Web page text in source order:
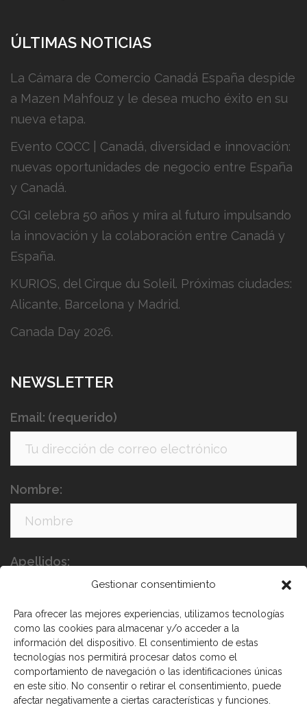
Gestionar consentimiento
Para ofrecer las mejores experiencias, utilizamos tecnologías
como las cookies para almacenar y/o acceder a la
información del dispositivo. El consentimiento de estas
tecnologías nos permitirá procesar datos como el
comportamiento de navegación o las identificaciones únicas
en este sitio. No consentir o retirar el consentimiento, puede
afectar negativamente a ciertas características y funciones.
ÚLTIMAS NOTICIAS
La Cámara de Comercio Canadá España despide
a Mazen Mahfouz y le desea mucho éxito en su
nueva etapa.
Evento CQCC | Canadá, diversidad e innovación:
nuevas oportunidades de negocio entre España
y Canadá.
CGI celebra 50 años y mira al futuro impulsando
la innovación y la colaboración entre Canadá y
España.
KURIOS, del Cirque du Soleil. Próximas ciudades:
Alicante, Barcelona y Madrid.
Canada Day 2026.
NEWSLETTER
Email: (requerido)
Nombre:
Apellidos:
He leído y acepto los términos y condiciones